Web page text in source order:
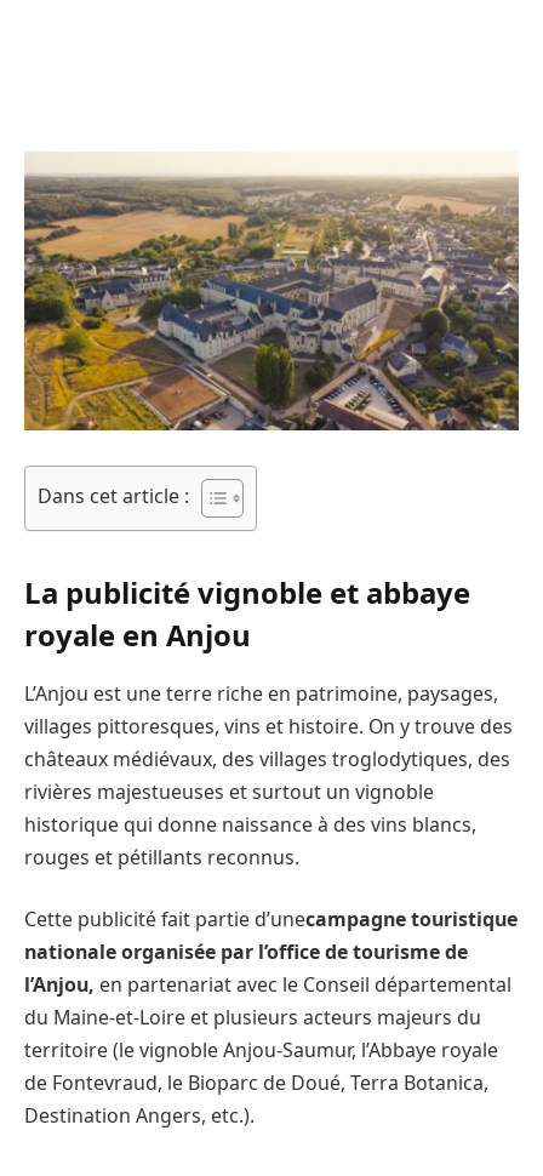
Dans cet article :
La publicité vignoble et abbaye
royale en Anjou
L’Anjou est une terre riche en patrimoine, paysages,
villages pittoresques, vins et histoire. On y trouve des
châteaux médiévaux, des villages troglodytiques, des
rivières majestueuses et surtout un vignoble
historique qui donne naissance à des vins blancs,
rouges et pétillants reconnus.
Cette publicité fait partie d’unecampagne touristique
nationale organisée par l’office de tourisme de
l’Anjou, en partenariat avec le Conseil départemental
du Maine‑et‑Loire et plusieurs acteurs majeurs du
territoire (le vignoble Anjou‑Saumur, l’Abbaye royale
de Fontevraud, le Bioparc de Doué, Terra Botanica,
Destination Angers, etc.).